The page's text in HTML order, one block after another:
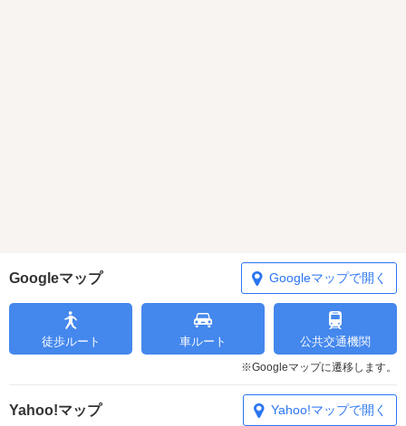
Googleマップ Googleマップで開く
徒歩ルート 車ルート 公共交通機関
※Googleマップに遷移します。
Yahoo!マップ Yahoo!マップで開く